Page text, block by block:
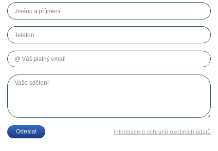
Jméno a příjmení
Telefon
Váš platný email
Vaše sdělení
Odeslat Informace o ochraně osobních údajů